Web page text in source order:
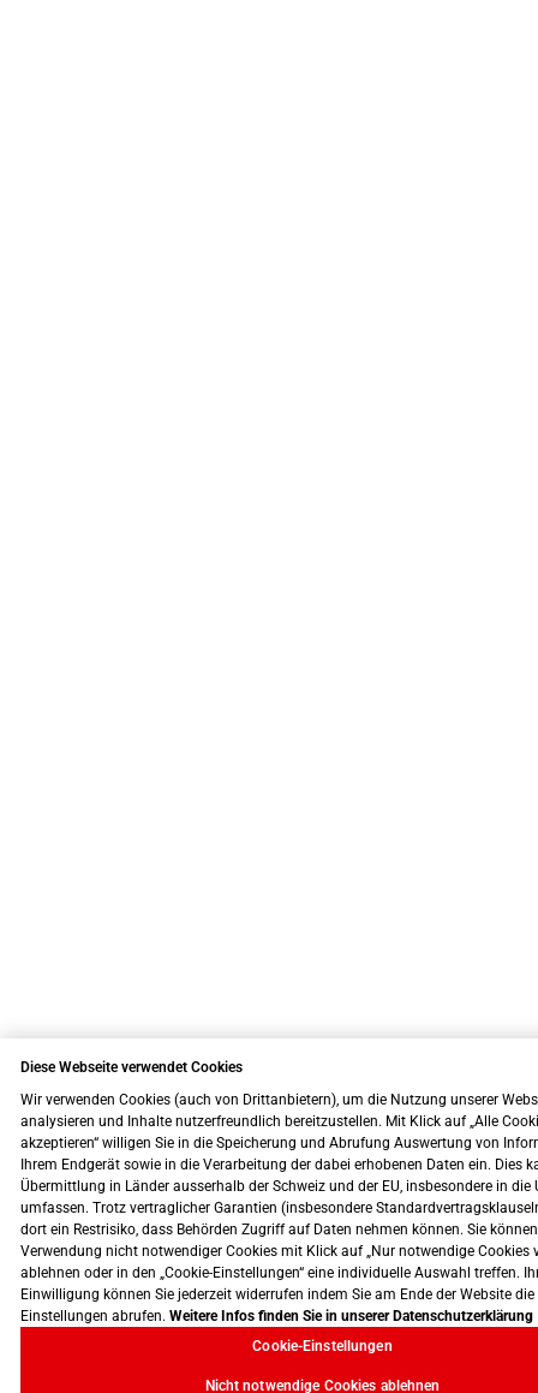
Diese Webseite verwendet Cookies
Wir verwenden Cookies (auch von Drittanbietern), um die Nutzung unserer
analysieren und Inhalte nutzerfreundlich bereitzustellen. Mit Klick auf „Alle
akzeptieren“ willigen Sie in die Speicherung und Abrufung Auswertung von
Ihrem Endgerät sowie in die Verarbeitung der dabei erhobenen Daten ein. Dies
Übermittlung in Länder ausserhalb der Schweiz und der EU, insbesondere in die
umfassen. Trotz vertraglicher Garantien (insbesondere
dort ein Restrisiko, dass Behörden Zugriff auf Daten nehmen können. Sie
Verwendung nicht notwendiger Cookies mit Klick auf „Nur notwendige Cookies
ablehnen oder in den „Cookie-Einstellungen“ eine individuelle Auswahl treffen.
Einwilligung können Sie jederzeit widerrufen indem Sie am Ende der Website die
Einstellungen abrufen. Weitere Infos finden Sie in unserer Datenschutzerklärung
Cookie-Einstellungen
Nicht notwendige Cookies ablehnen